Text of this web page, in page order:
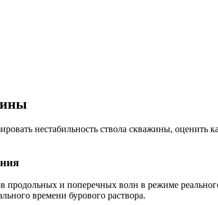
нестабильность ствола скважины, оценить
продольных и поперечных волн в режиме
времени бурового раствора.